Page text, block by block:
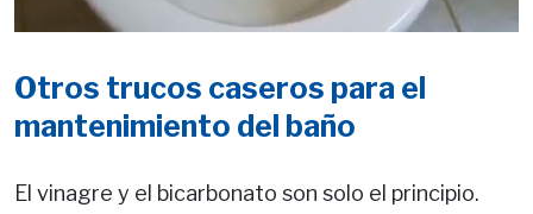
Otros trucos caseros para el
mantenimiento del baño
El vinagre y el bicarbonato son solo el principio.